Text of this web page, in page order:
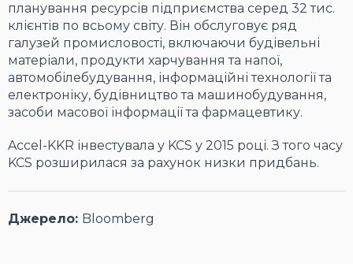
планування ресурсів підприємства серед 32 тис.
клієнтів по всьому світу. Він обслуговує ряд
галузей промисловості, включаючи будівельні
матеріали, продукти харчування та напої,
автомобілебудування, інформаційні технології та
електроніку, будівництво та машинобудування,
засоби масової інформації та фармацевтику.
Accel-KKR інвестувала у KCS у 2015 році. З того часу
KCS розширилася за рахунок низки придбань.
Джерело: Bloomberg